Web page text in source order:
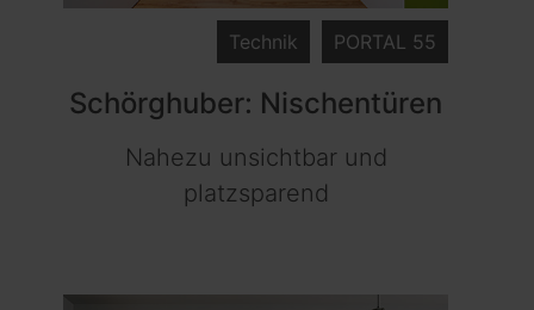
PORTAL 55
Technik
Schörghuber: Nischentüren
Nahezu unsichtbar und
platzsparend